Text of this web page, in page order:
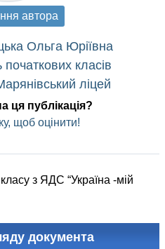
Ольга Юріївна
початкових класів
ліцей
ця публікація?
щоб оцінити!
автора
з ЯДС “Україна -мій
документа